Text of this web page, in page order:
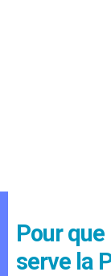
Pour que
serve la